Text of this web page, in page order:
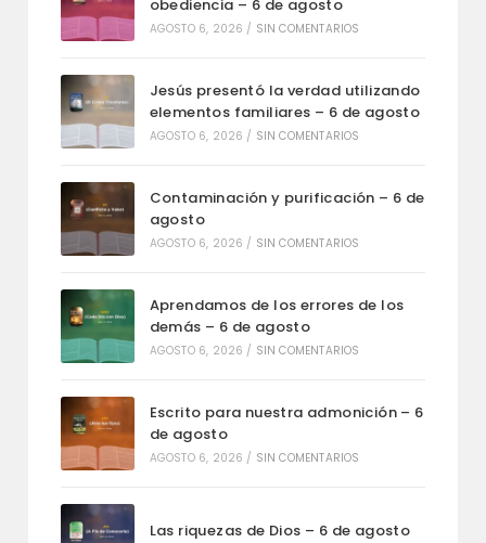
obediencia – 6 de agosto
AGOSTO 6, 2026 / SIN COMENTARIOS
Jesús presentó la verdad utilizando
elementos familiares – 6 de agosto
AGOSTO 6, 2026 / SIN COMENTARIOS
Contaminación y purificación – 6 de
agosto
AGOSTO 6, 2026 / SIN COMENTARIOS
Aprendamos de los errores de los
demás – 6 de agosto
AGOSTO 6, 2026 / SIN COMENTARIOS
Escrito para nuestra admonición – 6
de agosto
AGOSTO 6, 2026 / SIN COMENTARIOS
Las riquezas de Dios – 6 de agosto